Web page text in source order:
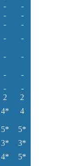
-
-
-
-
-
-
-
-
-
-
-
-
-
-
2
2
4*
4
5*
5*
3*
3*
4* 5*